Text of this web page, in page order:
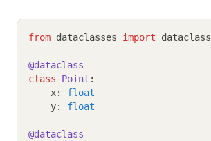
from dataclasses import dataclass
@dataclass
class
Point :
    x
:
float
    y
: float
@dataclass